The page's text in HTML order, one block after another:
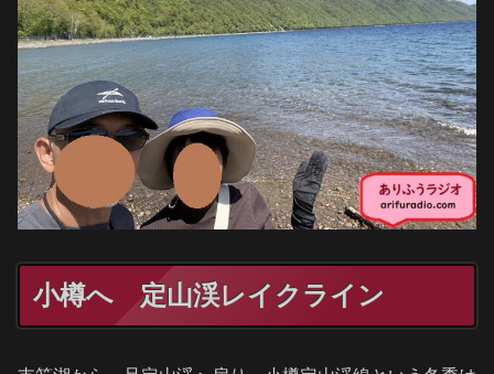
小樽へ 定山渓レイクライン